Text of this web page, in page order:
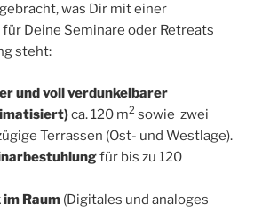
was Dir mit einer
für Deine Seminare oder Retreats
steht:
und voll verdunkelbarer
ca. 120 m2 sowie zwei
Terrassen (Ost- und Westlage).
für bis zu 120
Raum (Digitales und analoges